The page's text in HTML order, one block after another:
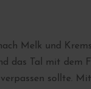
Melk und
das Tal mit dem
sollte.